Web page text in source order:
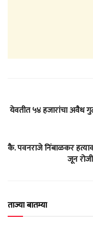
येवतीत ५४ हजारांचा अवैध
कै. पवनराजे निंबाळकर
जून
ताज्या बातम्या